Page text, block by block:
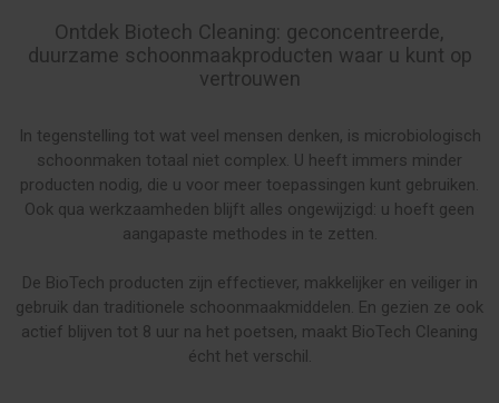
Ontdek Biotech Cleaning: geconcentreerde,
duurzame schoonmaakproducten waar u kunt op
vertrouwen
In tegenstelling tot wat veel mensen denken, is microbiologisch
schoonmaken totaal niet complex. U heeft immers minder
producten nodig, die u voor meer toepassingen kunt gebruiken.
Ook qua werkzaamheden blijft alles ongewijzigd: u hoeft geen
aangapaste methodes in te zetten.
De BioTech producten zijn effectiever, makkelijker en veiliger in
gebruik dan traditionele schoonmaakmiddelen. En gezien ze ook
actief blijven tot 8 uur na het poetsen, maakt BioTech Cleaning
écht het verschil.